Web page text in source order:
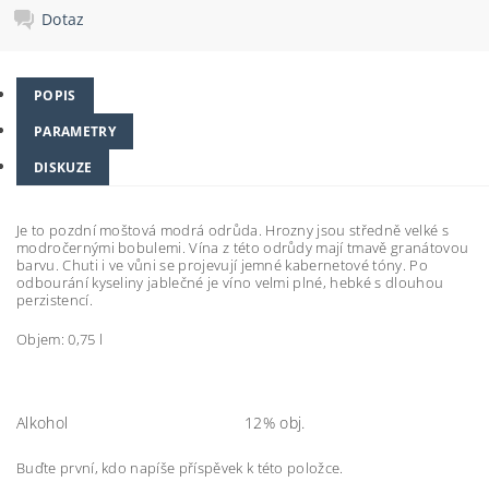
Dotaz
POPIS
PARAMETRY
DISKUZE
Je to pozdní moštová modrá odrůda. Hrozny jsou středně velké s
modročernými bobulemi. Vína z této odrůdy mají tmavě granátovou
barvu. Chuti i ve vůni se projevují jemné kabernetové tóny. Po
odbourání kyseliny jablečné je víno velmi plné, hebké s dlouhou
perzistencí.
Objem: 0,75 l
Alkohol 12% obj.
Buďte první, kdo napíše příspěvek k této položce.